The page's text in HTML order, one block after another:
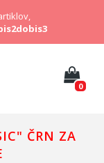
0
ČRN ZA